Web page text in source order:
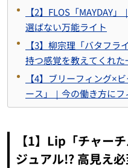
【2】FLOS「MAYDAY
選ばない万能ライト
【3】柳宗理「バタフ
持つ感覚を教えてくれた
【4】ブリーフィング×
ース」｜今の働き方に
【1】Lip「チャー
ジュアル!? 高見え